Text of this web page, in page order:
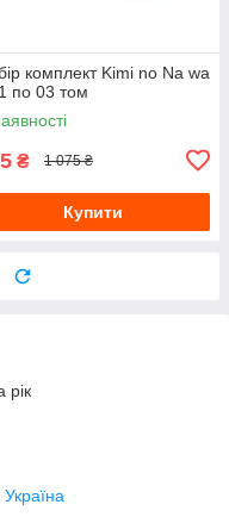
комплект Kimi no Na wa
по 03 том
₴ 1 075 ₴
Купити
рік